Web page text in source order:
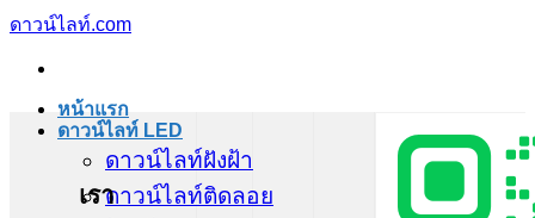
ข้าม
เนื้อหา
ดาวน์ไลท์.com
หน้าแรก
ดาวน์ไลท์ LED
ดาวน์ไลท์ฝังฝ้า
ดาวน์ไลท์ติดลอย
เรา